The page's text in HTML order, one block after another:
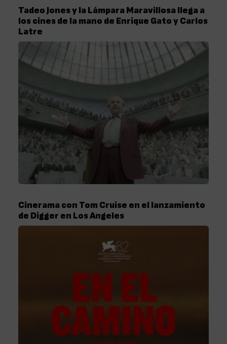
Tadeo Jones y la Lámpara Maravillosa llega a
los cines de la mano de Enrique Gato y Carlos
Latre
Cinerama con Tom Cruise en el lanzamiento
de Digger en Los Angeles